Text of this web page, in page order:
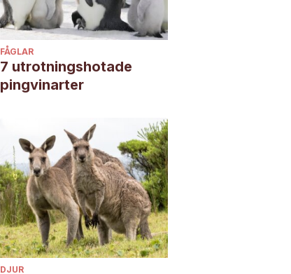
FÅGLAR
7 utrotningshotade
pingvinarter
DJUR